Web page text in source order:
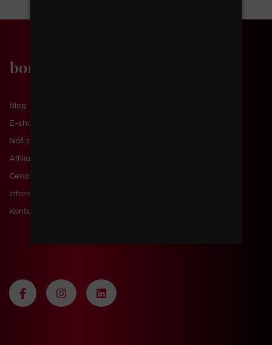
Blog
E-shop
Náš příběh
Affiliate
Cena dopravy a poštovného
Informace pro zákazníky
Kontakty